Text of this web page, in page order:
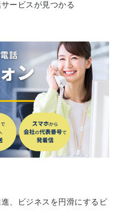
ービスが見つかる
、ビジネスを円滑にするビ